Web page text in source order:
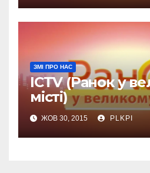
ЗМІ ПРО НАС
ICTV (Ранок у
місті)
ЖОВ 30, 2015 PLKPI